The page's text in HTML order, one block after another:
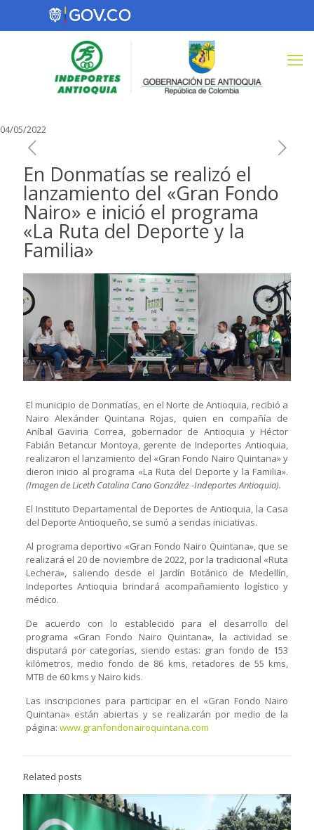
04/05/2022
En Donmatías se realizó el
lanzamiento del «Gran Fondo
Nairo» e inició el programa
«La Ruta del Deporte y la
Familia»
El municipio de Donmatías, en el Norte de Antioquia, recibió a
Nairo Alexánder Quintana Rojas, quien en compañía de
Aníbal Gaviria Correa, gobernador de Antioquia y Héctor
Fabián Betancur Montoya, gerente de Indeportes Antioquia,
realizaron el lanzamiento del «Gran Fondo Nairo Quintana» y
dieron inicio al programa «La Ruta del Deporte y la Familia».
(Imagen de Liceth Catalina Cano González -Indeportes Antioquia).
El Instituto Departamental de Deportes de Antioquia, la Casa
del Deporte Antioqueño, se sumó a sendas iniciativas.
Al programa deportivo «Gran Fondo Nairo Quintana», que se
realizará el 20 de noviembre de 2022, por la tradicional «Ruta
Lechera», saliendo desde el Jardín Botánico de Medellín,
Indeportes Antioquia brindará acompañamiento logístico y
médico.
De acuerdo con lo establecido para el desarrollo del
programa «Gran Fondo Nairo Quintana», la actividad se
disputará por categorías, siendo estas: gran fondo de 153
kilómetros, medio fondo de 86 kms, retadores de 55 kms,
MTB de 60 kms y Nairo kids.
Las inscripciones para participar en el «Gran Fondo Nairo
Quintana» están abiertas y se realizarán por medio de la
página: www.granfondonairoquintana.com
Related posts